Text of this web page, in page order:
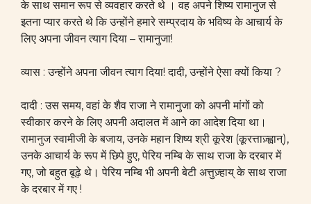
के साथ समान रूप से व्यवहार करते थे । वह अपने शिष्य रामानुज से
इतना प्यार करते थे कि उन्होंने हमारे सम्प्रदाय के भविष्य के आचार्य के
लिए अपना जीवन त्याग दिया – रामानुजा!
व्यास : उन्होंने अपना जीवन त्याग दिया! दादी, उन्होंने ऐसा क्यों किया ?
दादी : उस समय, वहां के शैव राजा ने रामानुजा को अपनी मांगों को
स्वीकार करने के लिए अपनी अदालत में आने का आदेश दिया था।
रामानुज स्वामीजी के बजाय, उनके महान शिष्य श्री कूरेश (कूरत्ताज़्ह्वान्),
उनके आचार्य के रूप में छिपे हुए, पेरिय नम्बि के साथ राजा के दरबार में
गए, जो बहुत बूढ़े थे। पेरिय नम्बि भी अपनी बेटी अत्तुज़्हाय् के साथ राजा
के दरबार में गए !